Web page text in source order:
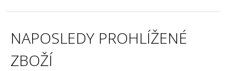
NAPOSLEDY PROHLÍŽENÉ
ZBOŽÍ